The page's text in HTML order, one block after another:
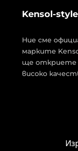
Kensol-
Ние сме
марките
ще откриете
високо